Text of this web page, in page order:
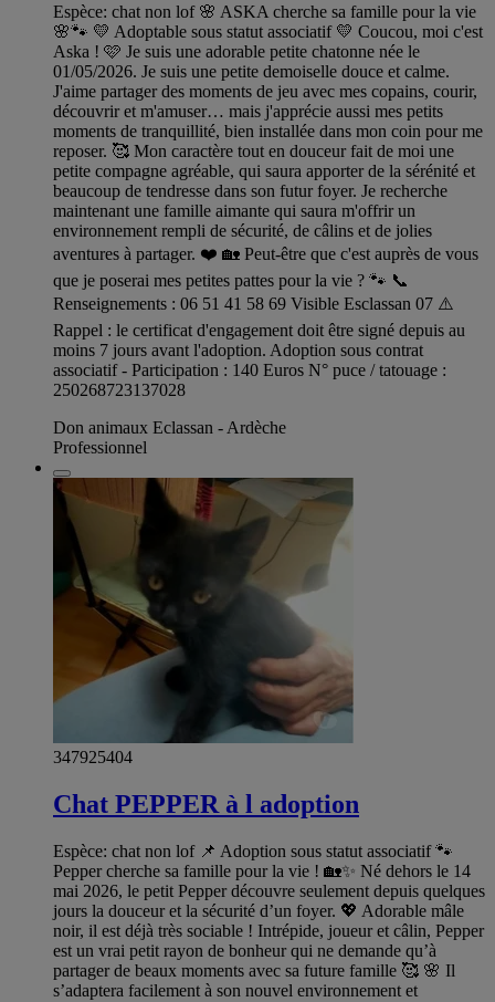
Espèce: chat non lof 🌸 ASKA cherche sa famille pour la vie
🌸🐾 💛 Adoptable sous statut associatif 💛 Coucou, moi c'est
Aska ! 🩷 Je suis une adorable petite chatonne née le
01/05/2026. Je suis une petite demoiselle douce et calme.
J'aime partager des moments de jeu avec mes copains, courir,
découvrir et m'amuser… mais j'apprécie aussi mes petits
moments de tranquillité, bien installée dans mon coin pour me
reposer. 🥰 Mon caractère tout en douceur fait de moi une
petite compagne agréable, qui saura apporter de la sérénité et
beaucoup de tendresse dans son futur foyer. Je recherche
maintenant une famille aimante qui saura m'offrir un
environnement rempli de sécurité, de câlins et de jolies
aventures à partager. ❤️ 🏡 Peut-être que c'est auprès de vous
que je poserai mes petites pattes pour la vie ? 🐾 📞
Renseignements : 06 51 41 58 69 Visible Esclassan 07 ⚠️
Rappel : le certificat d'engagement doit être signé depuis au
moins 7 jours avant l'adoption. Adoption sous contrat
associatif - Participation : 140 Euros N° puce / tatouage :
250268723137028
Don animaux Eclassan - Ardèche
Professionnel
347925404
Chat PEPPER à l adoption
Espèce: chat non lof 📌 Adoption sous statut associatif 🐾
Pepper cherche sa famille pour la vie ! 🏡✨ Né dehors le 14
mai 2026, le petit Pepper découvre seulement depuis quelques
jours la douceur et la sécurité d’un foyer. 💖 Adorable mâle
noir, il est déjà très sociable ! Intrépide, joueur et câlin, Pepper
est un vrai petit rayon de bonheur qui ne demande qu’à
partager de beaux moments avec sa future famille 🥰 🌸 Il
s’adaptera facilement à son nouvel environnement et